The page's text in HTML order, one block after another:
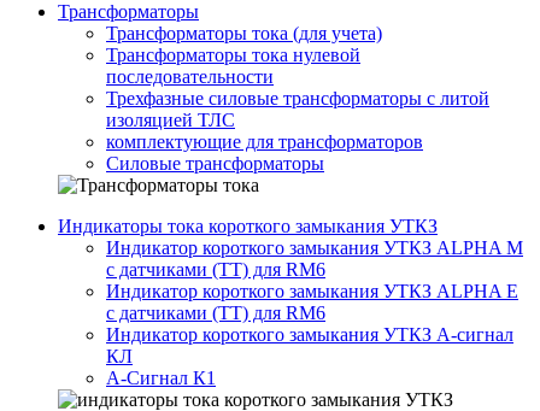
Трансформаторы
Трансформаторы тока (для учета)
Трансформаторы тока нулевой
последовательности
Трехфазные силовые трансформаторы с литой
изоляцией ТЛС
комплектующие для трансформаторов
Силовые трансформаторы
Индикаторы тока короткого замыкания УТКЗ
Индикатор короткого замыкания УТКЗ ALPHA M
с датчиками (ТТ) для RM6
Индикатор короткого замыкания УТКЗ ALPHA E
с датчиками (ТТ) для RM6
Индикатор короткого замыкания УТКЗ А-сигнал
КЛ
А-Сигнал К1